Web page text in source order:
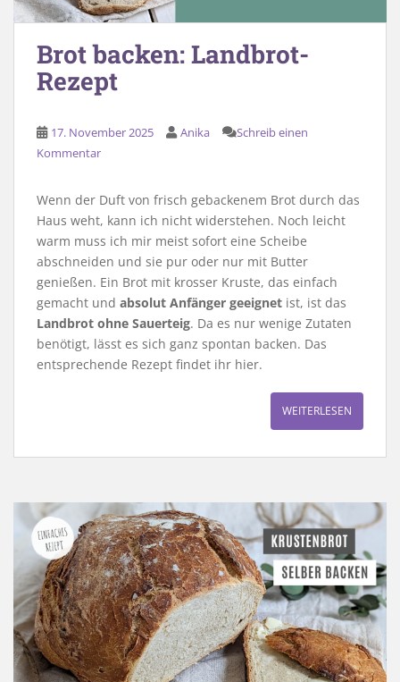
Brot backen: Landbrot-
Rezept
17. November 2025 Anika
Schreib einen
Kommentar
Wenn der Duft von frisch gebackenem Brot durch das
Haus weht, kann ich nicht widerstehen. Noch leicht
warm muss ich mir meist sofort eine Scheibe
abschneiden und sie pur oder nur mit Butter
genießen. Ein Brot mit krosser Kruste, das einfach
gemacht und absolut Anfänger geeignet ist, ist das
Landbrot ohne Sauerteig. Da es nur wenige Zutaten
benötigt, lässt es sich ganz spontan backen. Das
entsprechende Rezept findet ihr hier.
WEITERLESEN